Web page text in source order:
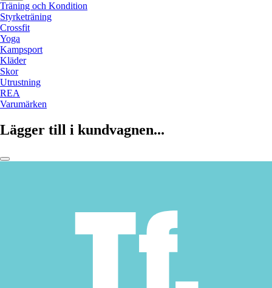
Träning och Kondition
Styrketräning
Crossfit
Yoga
Kampsport
Kläder
Skor
Utrustning
REA
Varumärken
Lägger till i kundvagnen...